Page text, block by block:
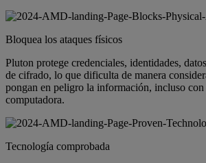
Bloquea los ataques físicos
Pluton protege credenciales, identidades,
de cifrado, lo que dificulta de manera
pongan en peligro la información, incluso con
computadora.
Tecnología comprobada